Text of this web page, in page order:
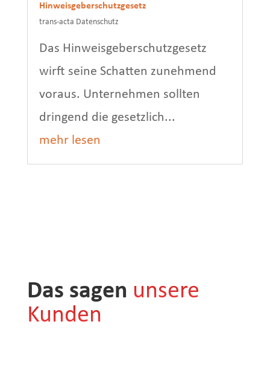
Hinweisgeberschutzgesetz
trans-acta Datenschutz
Das Hinweisgeberschutzgesetz
wirft seine Schatten zunehmend
voraus. Unternehmen sollten
dringend die gesetzlich...
mehr lesen
Das sagen unsere
Kunden